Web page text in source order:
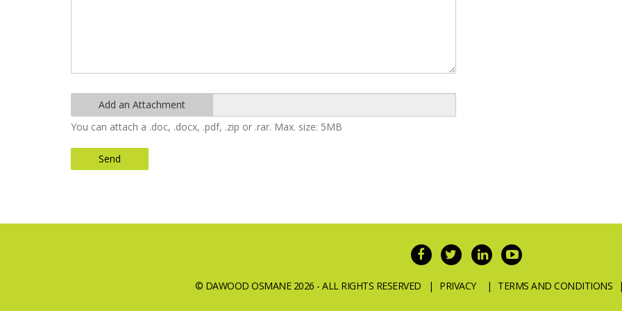
Add an Attachment
You can attach a .doc, .docx, .pdf, .zip or .rar. Max. size: 5MB
Send
© DAWOOD OSMANE 2026 - ALL RIGHTS RESERVED | PRIVACY | TERMS AND CONDITIONS